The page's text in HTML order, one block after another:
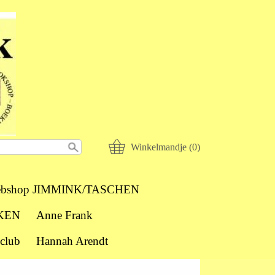
Winkelmandje (0)
JIMMINK/TASCHEN
Anne Frank
Hannah Arendt